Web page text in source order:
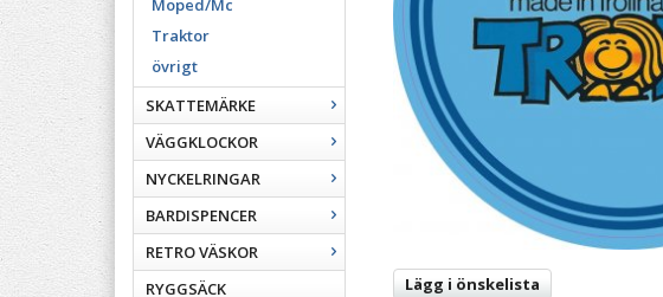
Moped/Mc
Traktor
övrigt
SKATTEMÄRKE
VÄGGKLOCKOR
NYCKELRINGAR
BARDISPENCER
RETRO VÄSKOR
RYGGSÄCK
Lägg i önskelista